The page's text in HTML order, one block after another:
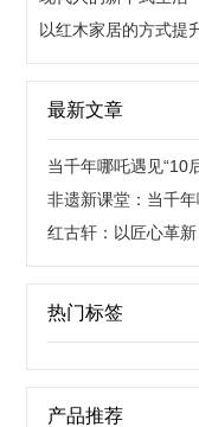
以红木家居的方式提
质与品味
最新文章
当千年哪吒遇见“10
非遗新课堂：当千
红古轩：以匠心革
热门标签
产品推荐